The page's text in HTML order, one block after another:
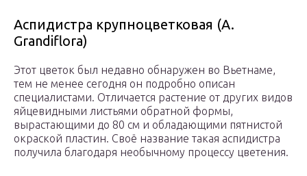
Аспидистра крупноцветковая (A.
Grandiflora)
Этот цветок был недавно обнаружен во Вьетнаме,
тем не менее сегодня он подробно описан
специалистами. Отличается растение от других видов
яйцевидными листьями обратной формы,
вырастающими до 80 см и обладающими пятнистой
окраской пластин. Своё название такая аспидистра
получила благодаря необычному процессу цветения.